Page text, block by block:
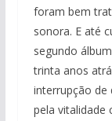
foram bem
sonora. E até
segundo
trinta anos
interrupção de
pela vitalidade